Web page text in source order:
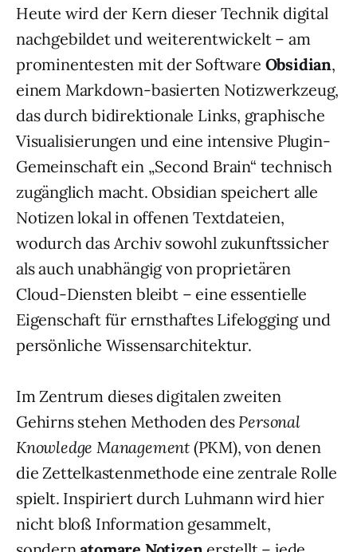
Heute wird der Kern dieser Technik digital
nachgebildet und weiterentwickelt – am
prominentesten mit der Software Obsidian,
einem Markdown-basierten Notizwerkzeug,
das durch bidirektionale Links, graphische
Visualisierungen und eine intensive Plugin-
Gemeinschaft ein „Second Brain“ technisch
zugänglich macht. Obsidian speichert alle
Notizen lokal in offenen Textdateien,
wodurch das Archiv sowohl zukunftssicher
als auch unabhängig von proprietären
Cloud-Diensten bleibt – eine essentielle
Eigenschaft für ernsthaftes Lifelogging und
persönliche Wissensarchitektur.
Im Zentrum dieses digitalen zweiten
Gehirns stehen Methoden desPersonal
Knowledge Management (PKM), von denen
die Zettelkastenmethode eine zentrale Rolle
spielt. Inspiriert durch Luhmann wird hier
nicht bloß Information gesammelt,